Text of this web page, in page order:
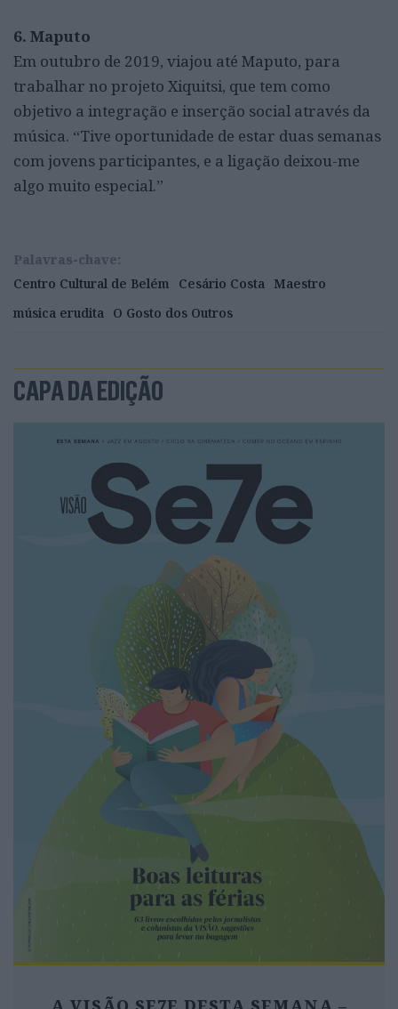
6. Maputo
Em outubro de 2019, viajou até Maputo, para
trabalhar no projeto Xiquitsi, que tem como
objetivo a integração e inserção social através da
música. “Tive oportunidade de estar duas semanas
com jovens participantes, e a ligação deixou-me
algo muito especial.”
Palavras-chave:
Centro Cultural de Belém
Cesário Costa
Maestro
música erudita
O Gosto dos Outros
CAPA DA EDIÇÃO